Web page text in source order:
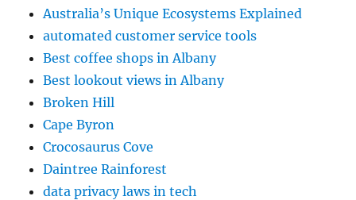
Australia’s Unique Ecosystems Explained
automated customer service tools
Best coffee shops in Albany
Best lookout views in Albany
Broken Hill
Cape Byron
Crocosaurus Cove
Daintree Rainforest
data privacy laws in tech